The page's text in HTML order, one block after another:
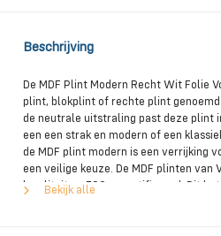
Beschrijving
De MDF Plint Modern Recht Wit Folie
plint, blokplint of rechte plint
de neutrale uitstraling past deze plint
een een strak en modern of een
de MDF plint modern is een verrijking
een veilige keuze. De MDF plinten van
kwaliteit en FSC gecertificeerd. Dit
Bekijk alle